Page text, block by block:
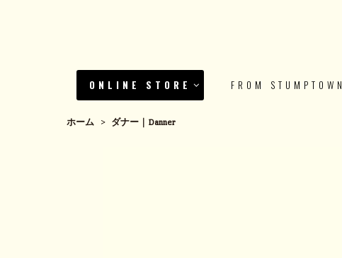
ONLINE STORE FROM STUMPTOWN
ホーム > ダナー｜Danner